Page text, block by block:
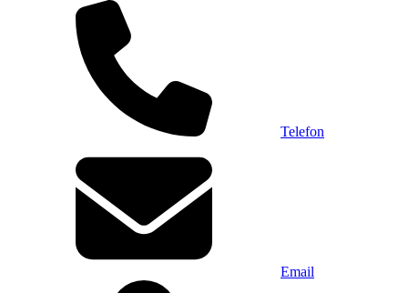
Telefon
Email